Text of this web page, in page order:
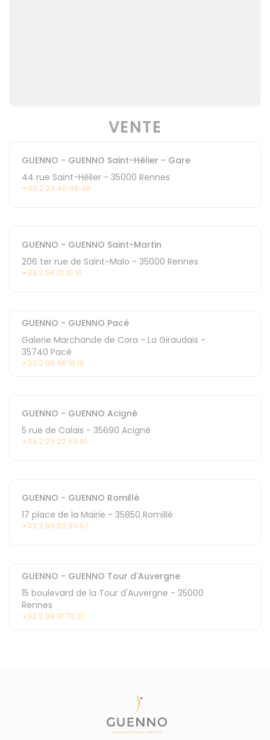
VENTE
GUENNO - GUENNO Saint-Hélier - Gare
44 rue Saint-Hélier - 35000 Rennes
+33 2 23 40 46 46
GUENNO - GUENNO Saint-Martin
206 ter rue de Saint-Malo - 35000 Rennes
+33 2 56 01 10 10
GUENNO - GUENNO Pacé
Galerie Marchande de Cora - La Giraudais -
35740 Pacé
+33 2 99 66 16 16
GUENNO - GUENNO Acigné
5 rue de Calais - 35690 Acigné
+33 2 23 22 63 81
GUENNO - GUENNO Romillé
17 place de la Mairie - 35850 Romillé
+33 2 99 02 83 67
GUENNO - GUENNO Tour d'Auvergne
15 boulevard de la Tour d'Auvergne - 35000
Rennes
+33 2 99 31 70 31